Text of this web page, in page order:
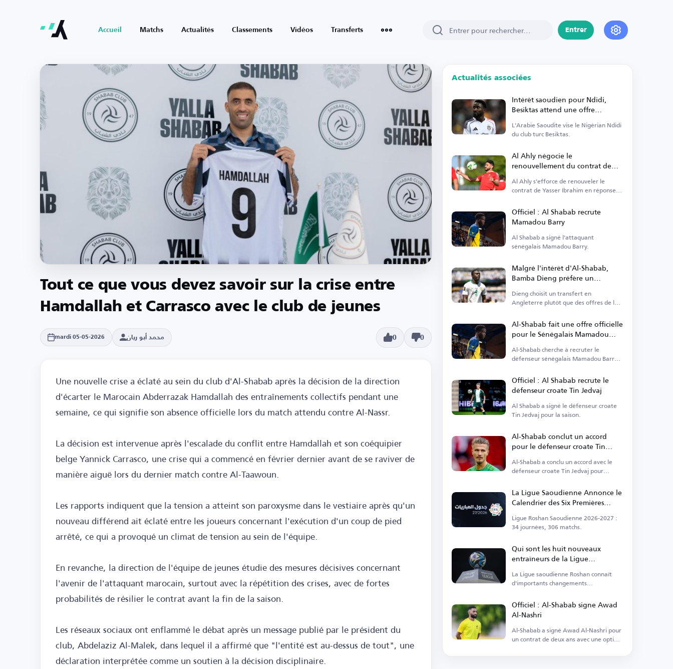
Accueil Matchs Actualités Classements Vidéos Transferts Entrer
Tout ce que vous devez savoir sur la crise entre
Hamdallah et Carrasco avec le club de jeunes
mardi 05-05-2026 محمد أبو ريان 0 0
Une nouvelle crise a éclaté au sein du club d'Al-Shabab après la décision de la direction
d'écarter le Marocain Abderrazak Hamdallah des entraînements collectifs pendant une
semaine, ce qui signifie son absence officielle lors du match attendu contre Al-Nassr.
La décision est intervenue après l'escalade du conflit entre Hamdallah et son coéquipier
belge Yannick Carrasco, une crise qui a commencé en février dernier avant de se raviver de
manière aiguë lors du dernier match contre Al-Taawoun.
Les rapports indiquent que la tension a atteint son paroxysme dans le vestiaire après qu'un
nouveau différend ait éclaté entre les joueurs concernant l'exécution d'un coup de pied
arrêté, ce qui a provoqué un climat de tension au sein de l'équipe.
En revanche, la direction de l'équipe de jeunes étudie des mesures décisives concernant
l'avenir de l'attaquant marocain, surtout avec la répétition des crises, avec de fortes
probabilités de résilier le contrat avant la fin de la saison.
Les réseaux sociaux ont enflammé le débat après un message publié par le président du
club, Abdelaziz Al-Malek, dans lequel il a affirmé que "l'entité est au-dessus de tout", une
déclaration interprétée comme un soutien à la décision disciplinaire.
Actualités associées
Intérêt saoudien pour Ndidi,
Besiktas attend une offre
officielle
L'Arabie Saoudite vise le Nigérian Ndidi
du club turc Besiktas.
Al Ahly négocie le
renouvellement du contrat de
Yasser Ibrahim face à l'intérêt
d'Al Shabab
Al Ahly s'efforce de renouveler le
contrat de Yasser Ibrahim en réponse à
Officiel : Al Shabab recrute
Mamadou Barry
Al Shabab a signé l'attaquant
sénégalais Mamadou Barry.
Malgré l'intérêt d'Al-Shabab,
Bamba Dieng préfère un
transfert en Angleterre
Dieng choisit un transfert en
Angleterre plutôt que des offres de la
Al-Shabab fait une offre officielle
pour le Sénégalais Mamadou
Barry
Al-Shabab cherche à recruter le
défenseur sénégalais Mamadou Barry
Officiel : Al Shabab recrute le
défenseur croate Tin Jedvaj
Al Shabab a signé le défenseur croate
Tin Jedvaj pour la saison.
Al-Shabab conclut un accord
pour le défenseur croate Tin
Jedvaj
Al-Shabab a conclu un accord avec le
défenseur croate Tin Jedvaj pour
La Ligue Saoudienne Annonce le
Calendrier des Six Premières
Journées
Ligue Roshan Saoudienne 2026-2027 :
34 journées, 306 matchs.
Qui sont les huit nouveaux
entraîneurs de la Ligue
saoudienne ?
La Ligue saoudienne Roshan connaît
d'importants changements
saison.
Officiel : Al-Shabab signe Awad
Al-Nashri
Al-Shabab a signé Awad Al-Nashri pour
un contrat de deux ans avec une option